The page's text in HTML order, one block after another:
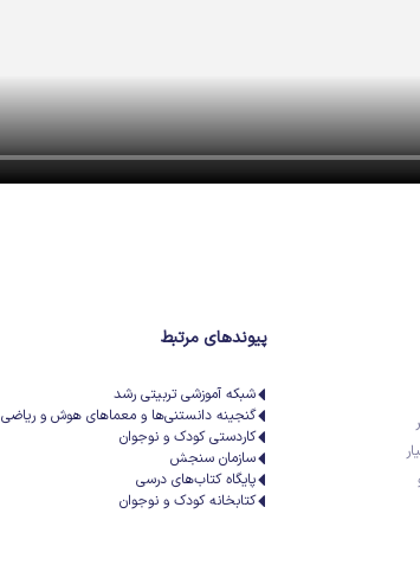
پیوندهای مرتبط
شبکه آموزشی تربیتی رشد
گنجینه دانستنی‌ها و معماهای هوش و ریاضی
کاردستی کودک و نوجوان
سازمان سنجش
پایگاه کتاب‌های درسی
کتابخانه کودک و نوجوان